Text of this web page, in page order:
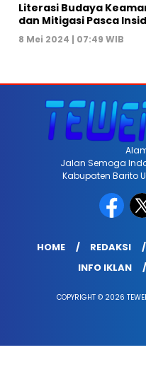
Literasi Budaya
dan Mitigasi Pasca
8 Mei 2024 | 07:49 WIB
Jalan Semoga
Kabupaten Barito
HOME REDAKSI
INFO IKLAN
COPYRIGHT © 2026